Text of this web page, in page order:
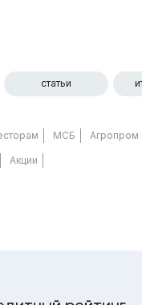
статьи
МСБ Агропром
Акции